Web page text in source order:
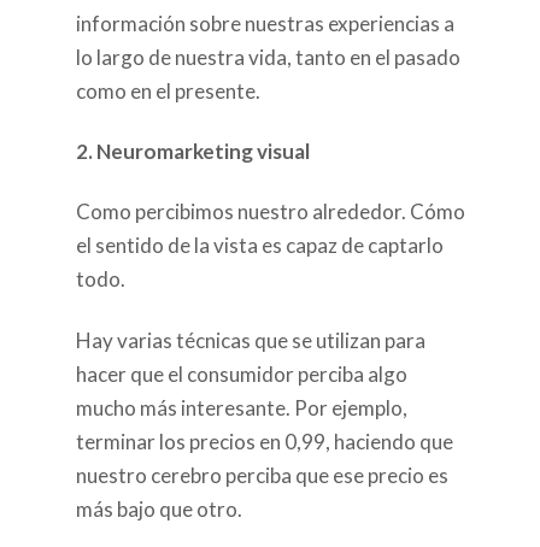
información sobre nuestras experiencias a
lo largo de nuestra vida, tanto en el pasado
como en el presente.
2. Neuromarketing visual
Como percibimos nuestro alrededor. Cómo
el sentido de la vista es capaz de captarlo
todo.
Hay varias técnicas que se utilizan para
hacer que el consumidor perciba algo
mucho más interesante. Por ejemplo,
terminar los precios en 0,99, haciendo que
nuestro cerebro perciba que ese precio es
más bajo que otro.